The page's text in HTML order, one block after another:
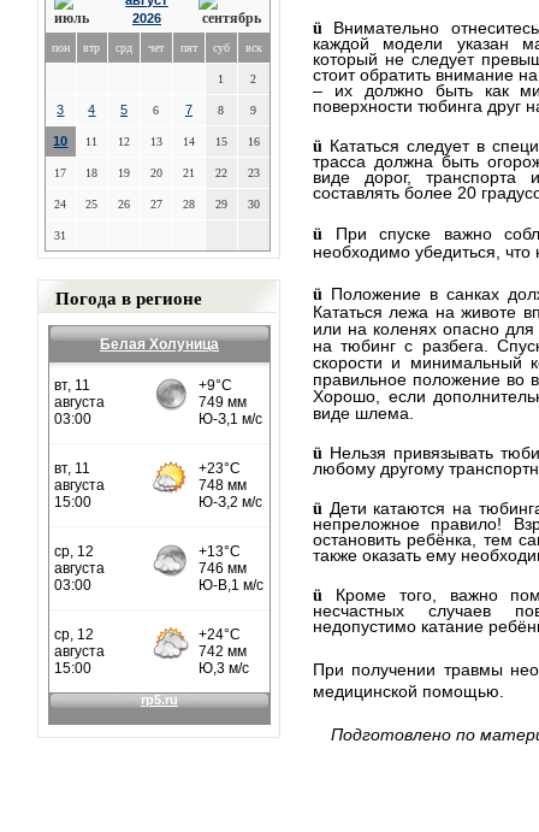
2026
пон втр срд чет пят суб вск
1 2
3 4 5 6 7 8 9
10 11 12 13 14 15 16
17 18 19 20 21 22 23
24 25 26 27 28 29 30
31
Погода в регионе
Белая Холуница
ü Внимательно
каждой модели указан
который не следует
стоит обратить внимание
– их должно быть как
поверхности тюбинга друг
ü Кататься следует в
трасса должна быть
виде дорог,
составлять более 20
ü При спуске важно
необходимо убедиться,
ü Положение в санках
Кататься лежа на животе
или на коленях опасно
на тюбинг с разбега.
скорости и минимальный
правильное положение во
Хорошо, если
виде шлема.
ü Нельзя привязывать
любому другому
ü Дети катаются на
непреложное правило!
остановить ребёнка, тем
также оказать ему
ü Кроме того, важно
несчастных случаев
недопустимо катание
При получении травмы
медицинской помощью.
Подготовлено по